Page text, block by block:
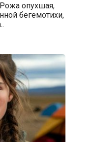
опухшая,
бегемотихи,